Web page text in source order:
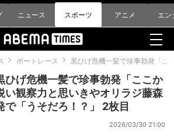
ニュース スポーツ アニメ エン
ボートレース 黒ひげ危機一髪で珍事勃発「こ
ひげ危機一髪で珍事勃発「ここか
い観察力と思いきやオリラジ藤森
で「うそだろ！？」 2枚目
2026/03/30 21:00